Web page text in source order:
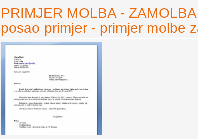
PRIMJER MOLBA -
posao primjer - primjer molbe